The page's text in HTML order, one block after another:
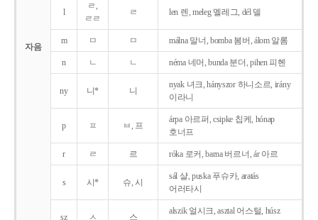
자음
l
ㄹ,
ㄹㄹ
ㄹ len 렌, meleg 멜레그, dél 델
m ㅁ ㅁ málna 말너, bomba 봄버, álom 알롬
n ㄴ ㄴ néma 네머, bunda 분더, pihen 피헨
ny 니* 니
nyak 녀크, hányszor 하니소르, irány
이라니
p ㅍ ㅂ, 프
árpa 아르퍼, csipke 칩케, hónap
호너프
r ㄹ 르 róka 로커, barna 버르너, ár 아르
s 시* 슈, 시
sál 샬, puska 푸슈카, aratás
어러타시
sz ㅅ 스
alszik 얼시크, asztal 어스털, húsz